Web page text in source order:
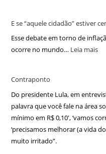
E se “aquele cidadão” estiver
Esse debate em torno de
ocorre no mundo… Leia mais
Contraponto
Do presidente Lula, em
palavra que você fale na área
mínimo em R$ 0,10′, ‘vamos
‘precisamos melhorar (a vida
muito irritado”.